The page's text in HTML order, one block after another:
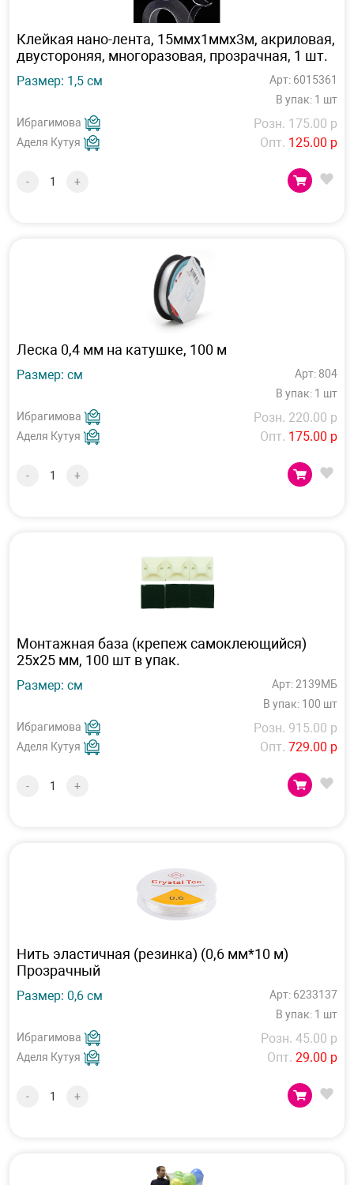
Клейкая нано-лента, 15ммх1ммх3м, акриловая,
двустороняя, многоразовая, прозрачная, 1 шт.
Размер: 1,5 см
Арт: 6015361
В упак: 1 шт
Ибрагимова
Аделя Кутуя
Розн. 175.00 р
Опт. 125.00 р
- +
Леска 0,4 мм на катушке, 100 м
Размер: см
Арт: 804
В упак: 1 шт
Ибрагимова
Аделя Кутуя
Розн. 220.00 р
Опт. 175.00 р
- +
Монтажная база (крепеж самоклеющийся)
25х25 мм, 100 шт в упак.
Размер: см
Арт: 2139МБ
В упак: 100 шт
Ибрагимова
Аделя Кутуя
Розн. 915.00 р
Опт. 729.00 р
- +
Нить эластичная (резинка) (0,6 мм*10 м)
Прозрачный
Размер: 0,6 см
Арт: 6233137
В упак: 1 шт
Ибрагимова
Аделя Кутуя
Розн. 45.00 р
Опт. 29.00 р
- +